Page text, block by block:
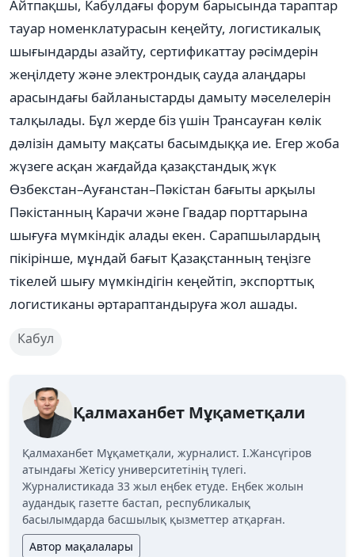
Айтпақшы, Кабулдағы форум барысында тараптар
тауар номенклатурасын кеңейту, логистикалық
шығындарды азайту, сертификаттау рәсімдерін
жеңілдету және электрондық сауда алаңдары
арасындағы байланыстарды дамыту мәселелерін
талқылады. Бұл жерде біз үшін Трансауған көлік
дәлізін дамыту мақсаты басымдыққа ие. Егер жоба
жүзеге асқан жағдайда қазақстандық жүк
Өзбекстан–Ауғанстан–Пәкістан бағыты арқылы
Пәкістанның Карачи және Гвадар порттарына
шығуға мүмкіндік алады екен. Сарапшылардың
пікірінше, мұндай бағыт Қазақстанның теңізге
тікелей шығу мүмкіндігін кеңейтіп, экспорттық
логистиканы әртараптандыруға жол ашады.
Кабул
Қалмаханбет Мұқаметқали
Қалмаханбет Мұқаметқали, журналист. І.Жансүгіров
атындағы Жетісу университетінің түлегі.
Журналистикада 33 жыл еңбек етуде. Еңбек жолын
аудандық газетте бастап, республикалық
басылымдарда басшылық қызметтер атқарған.
Автор мақалалары